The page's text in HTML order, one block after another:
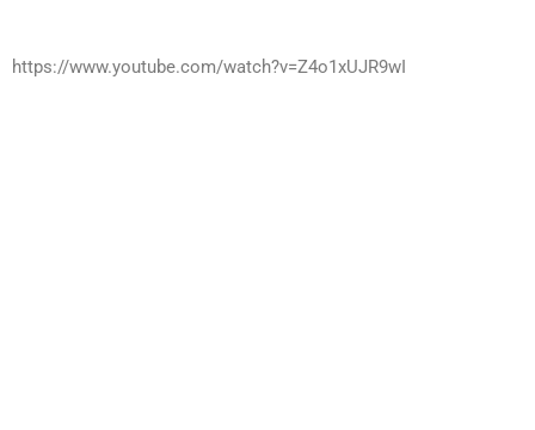
https://www.youtube.com/watch?v=Z4o1xUJR9wI